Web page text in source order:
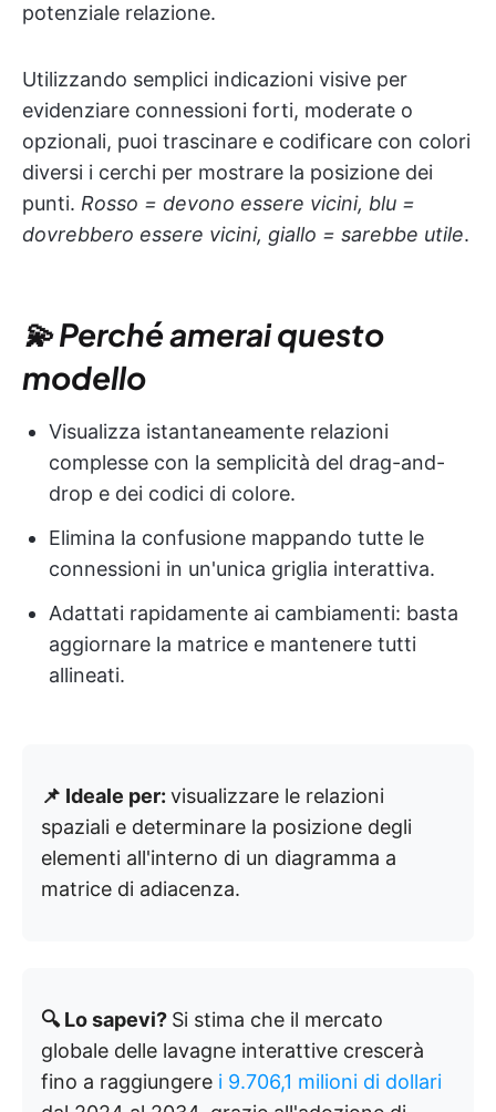
potenziale relazione.
Utilizzando semplici indicazioni visive per
evidenziare connessioni forti, moderate o
opzionali, puoi trascinare e codificare con colori
diversi i cerchi per mostrare la posizione dei
punti. Rosso = devono essere vicini, blu =
dovrebbero essere vicini, giallo = sarebbe utile.
💫 Perché amerai questo
modello
Visualizza istantaneamente relazioni
complesse con la semplicità del drag-and-
drop e dei codici di colore.
Elimina la confusione mappando tutte le
connessioni in un'unica griglia interattiva.
Adattati rapidamente ai cambiamenti: basta
aggiornare la matrice e mantenere tutti
allineati.
📌 Ideale per: visualizzare le relazioni
spaziali e determinare la posizione degli
elementi all'interno di un diagramma a
matrice di adiacenza.
🔍 Lo sapevi? Si stima che il mercato
globale delle lavagne interattive crescerà
fino a raggiungere i 9.706,1 milioni di dollari